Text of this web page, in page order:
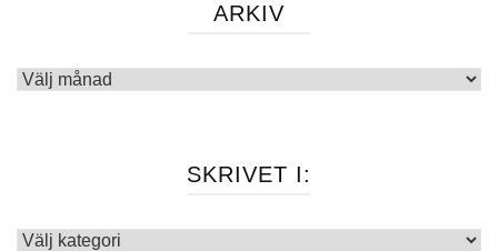
ARKIV
Arkiv
SKRIVET I:
Skrivet